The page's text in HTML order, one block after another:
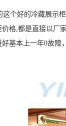
个好的冷藏展示
格,都是直接以厂
基本上一年0故障